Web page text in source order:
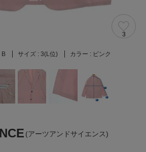
3
B サイズ : 3(L位) カラー : ピンク
(アーツアンドサイエンス)